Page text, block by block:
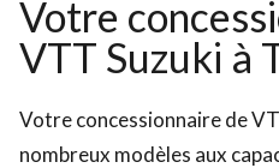
Votre
VTT Suzuki à
Votre concessionnaire de
nombreux modèles aux